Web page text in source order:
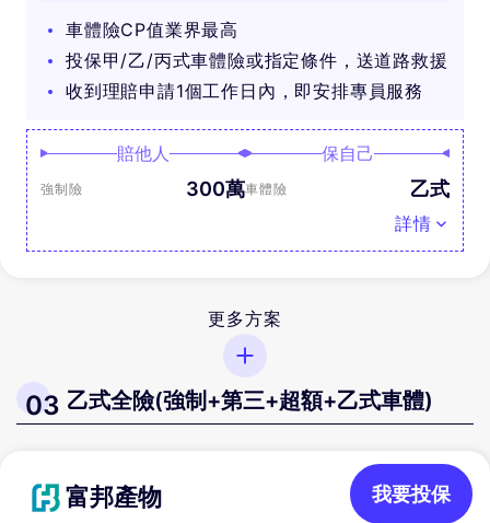
車體險CP值業界最高
投保甲/乙/丙式車體險或指定條件，送道路救援
收到理賠申請1個工作日內，即安排專員服務
賠他人
強制險 300萬
保自己
車體險 乙式
詳情
更多方案
03 乙式全險(強制+第三+超額+乙式車體)
富邦產物 我要投保